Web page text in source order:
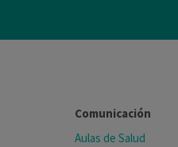
Comunicación
Aulas de Salud